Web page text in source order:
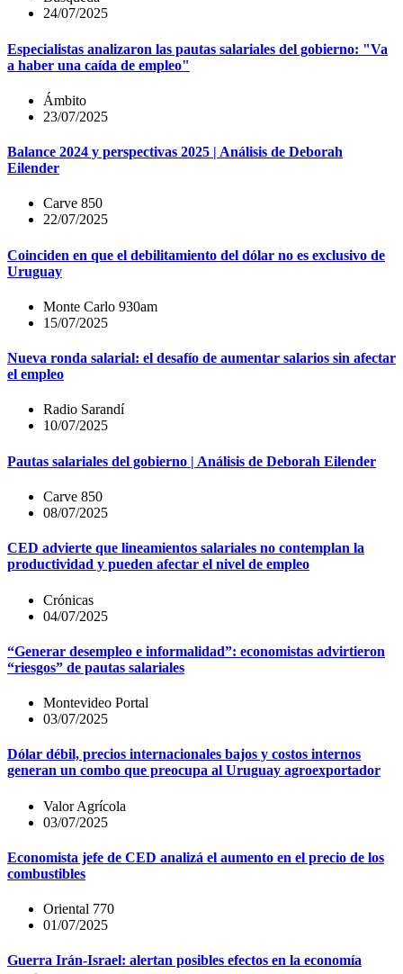
24/07/2025
Especialistas analizaron las pautas salariales del gobierno: "Va
a haber una caída de empleo"
Ámbito
23/07/2025
Balance 2024 y perspectivas 2025 | Análisis de Deborah
Eilender
Carve 850
22/07/2025
Coinciden en que el debilitamiento del dólar no es exclusivo de
Uruguay
Monte Carlo 930am
15/07/2025
Nueva ronda salarial: el desafío de aumentar salarios sin afectar
el empleo
Radio Sarandí
10/07/2025
Pautas salariales del gobierno | Análisis de Deborah Eilender
Carve 850
08/07/2025
CED advierte que lineamientos salariales no contemplan la
productividad y pueden afectar el nivel de empleo
Crónicas
04/07/2025
“Generar desempleo e informalidad”: economistas advirtieron
“riesgos” de pautas salariales
Montevideo Portal
03/07/2025
Dólar débil, precios internacionales bajos y costos internos
generan un combo que preocupa al Uruguay agroexportador
Valor Agrícola
03/07/2025
Economista jefe de CED analizá el aumento en el precio de los
combustibles
Oriental 770
01/07/2025
Guerra Irán-Israel: alertan posibles efectos en la economía